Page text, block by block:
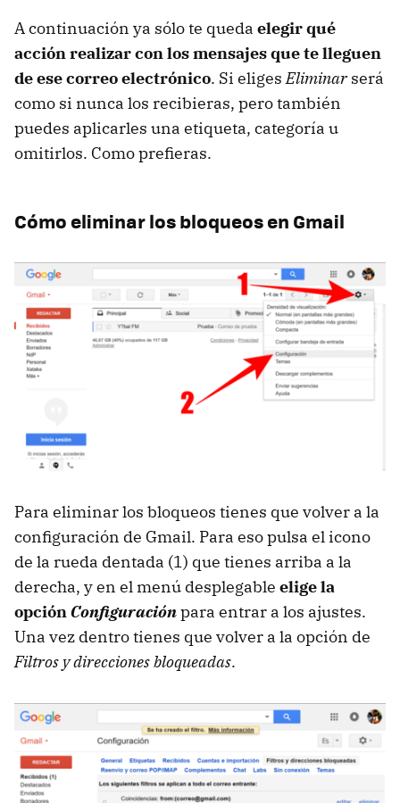
A continuación ya sólo te queda elegir qué
acción realizar con los mensajes que te lleguen
de ese correo electrónico. Si eligesEliminarserá
como si nunca los recibieras, pero también
puedes aplicarles una etiqueta, categoría u
omitirlos. Como prefieras.
Cómo eliminar los bloqueos en Gmail
Para eliminar los bloqueos tienes que volver a la
configuración de Gmail. Para eso pulsa el icono
de la rueda dentada (1) que tienes arriba a la
derecha, y en el menú desplegable elige la
opciónConfiguraciónpara entrar a los ajustes.
Una vez dentro tienes que volver a la opción de
Filtros y direcciones bloqueadas.